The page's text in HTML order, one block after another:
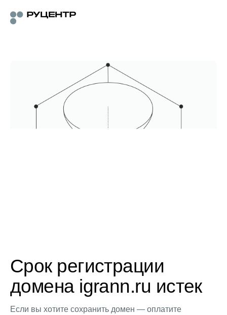
Срок регистрации
домена igrann.ru истек
Если вы хотите сохранить домен — оплатите